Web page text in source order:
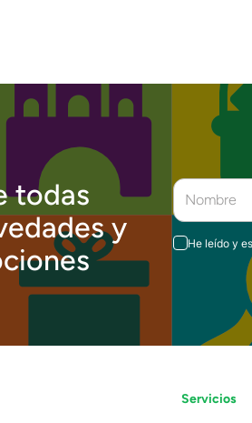
todas
y
He leído y
Servicios